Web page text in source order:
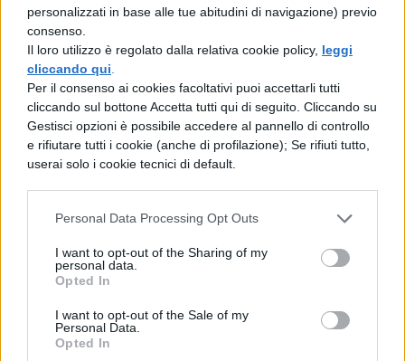
personalizzati in base alle tue abitudini di navigazione) previo
consenso.
Il loro utilizzo è regolato dalla relativa cookie policy, leggi
cliccando qui
Per il consenso ai cookies facoltativi puoi accettarli tutti
cliccando sul bottone Accetta tutti qui di seguito. Cliccando su
Gestisci opzioni è possibile accedere al pannello di controllo
e rifiutare tutti i cookie (anche di profilazione); Se rifiuti tutto,
userai solo i cookie tecnici di default.
Personal Data Processing Opt Outs
I want to opt-out of the Sharing of my
personal data.
Opted In
I want to opt-out of the Sale of my
Personal Data.
Opted In
caso, si occupano del ricorso le
associazioni studentesche locali. I
ricorsi, però, devono essere presentati
da più candidati dello stesso Ateneo. I
costi variano da associazione ad
associazione, ma ilcosto massimo è
Ricorso individuale.Chi vuole
impugnare il bando e la graduatoria,
per evidenziare una o più irregolarità
nazionali, locali e personali (es. un
errore nella correzione o nei punteggi)